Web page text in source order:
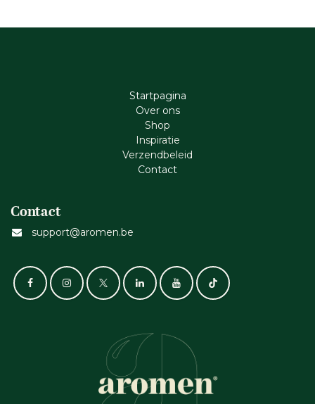
Startpagina
Ove​r​ ons
Shop
Inspiratie
Verzendbeleid
Cont​act
Contact
support@aromen.be